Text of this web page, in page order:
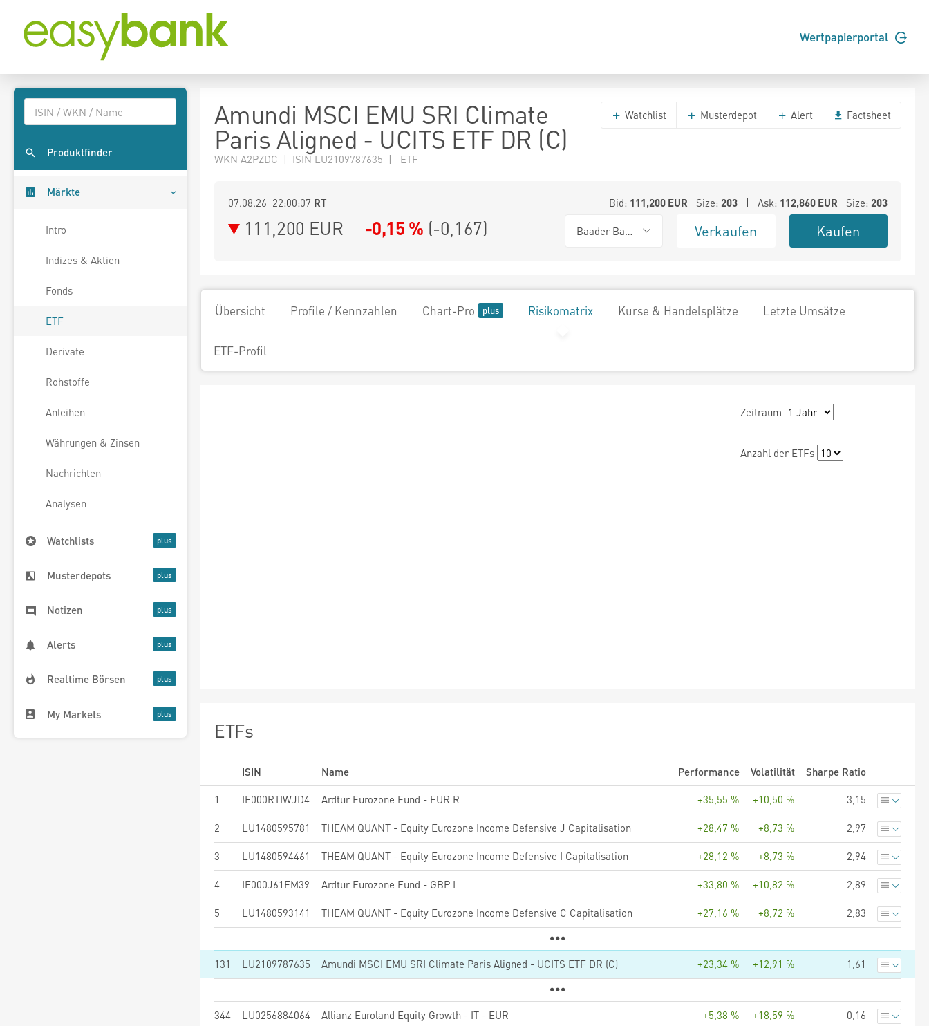
Wertpapierportal
Produktfinder
Märkte
Intro
Indizes & Aktien
Fonds
ETF
Derivate
Rohstoffe
Anleihen
Währungen & Zinsen
Nachrichten
Analysen
Watchlists
Musterdepots
Notizen
Alerts
Realtime Börsen
My Markets
Amundi MSCI EMU SRI Climate
Paris Aligned - UCITS ETF DR (C)
WKN A2PZDC | ISIN LU2109787635 | ETF
Watchlist Musterdepot Alert Factsheet
07.08.26 22:00:07 RT Bid: 111,200EUR Size: 203| Ask: 112,860EUR Size: 203
111,200 EUR -0,15 % (-0,167) Baader Bank (Baadex) Verkaufen Kaufen
Übersicht Profile / Kennzahlen Chart-Pro Risikomatrix Kurse & Handelsplätze Letzte Umsätze
ETF-Profil
Zeitraum
Anzahl der ETFs
ETFs
ISIN Name Performance Volatilität
Sharpe Ratio
1
IE000RTIWJD4 Ardtur Eurozone Fund - EUR R +35,55 % +10,50 % 3,15
2 LU1480595781 THEAM QUANT - Equity Eurozone Income Defensive J Capitalisation +28,47 % +8,73 % 2,97
3 LU1480594461 THEAM QUANT - Equity Eurozone Income Defensive I Capitalisation +28,12 % +8,73 % 2,94
4 IE000J61FM39 Ardtur Eurozone Fund - GBP I +33,80 % +10,82 % 2,89
5 LU1480593141 THEAM QUANT - Equity Eurozone Income Defensive C Capitalisation +27,16 % +8,72 % 2,83
131 LU2109787635 Amundi MSCI EMU SRI Climate Paris Aligned - UCITS ETF DR (C) +23,34 % +12,91 % 1,61
344 LU0256884064 Allianz Euroland Equity Growth - IT - EUR +5,38 % +18,59 % 0,16